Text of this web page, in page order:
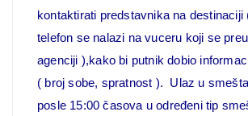
kontaktirati predstavnika na destinaciji
telefon se nalazi na vuceru koji se
agenciji ),kako bi putnik dobio
( broj sobe, spratnost ). Ulaz u
posle 15:00 časova u određeni tip